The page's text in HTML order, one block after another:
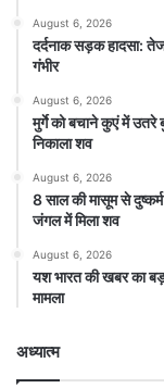
August 6, 2026
दर्दनाक सड़क हादसा:
गंभीर
August 6, 2026
मुर्गे को बचाने कुएं में उतरे
निकाला शव
August 6, 2026
8 साल की मासूम से
जंगल में मिला शव
August 6, 2026
यश भारत की खबर का
मामला
अध्यात्म